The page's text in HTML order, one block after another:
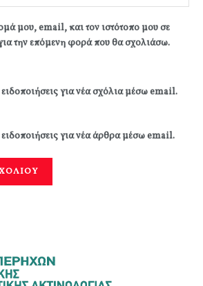
μου, email, και τον ιστότοπο μου σε
την επόμενη φορά που θα σχολιάσω.
για νέα σχόλια μέσω email.
για νέα άρθρα μέσω email.